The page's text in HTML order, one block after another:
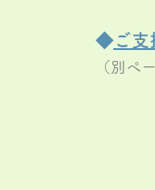
​◆ ご支
（別ペー